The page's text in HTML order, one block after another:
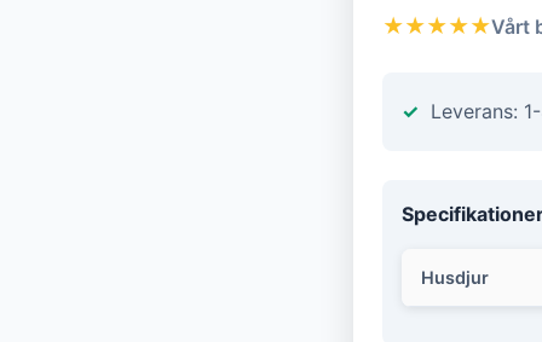
★★★★★Vårt
Leverans:
Husdjur